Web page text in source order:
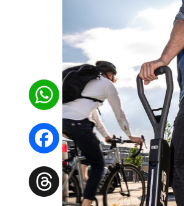
WhatsApp
Facebook